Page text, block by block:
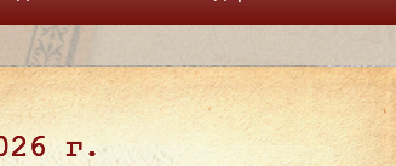
г.